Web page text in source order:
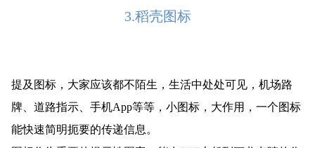
3.稻壳图标
提及图标，大家应该都不陌生，生活中处处可见，机场路
牌、道路指示、手机App等等，小图标，大作用，一个图标
能快速简明扼要的传递信息。